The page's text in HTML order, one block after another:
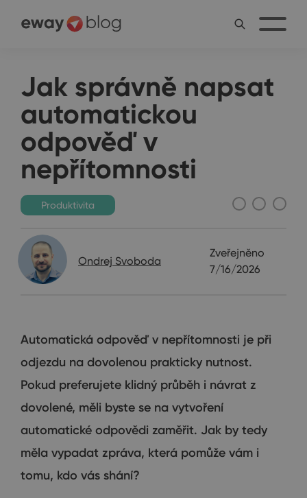
Jak správně napsat
automatickou
odpověď v
nepřítomnosti
Produktivita
Ondrej Svoboda
Zveřejněno
7/16/2026
Automatická odpověď v nepřítomnosti je při
odjezdu na dovolenou prakticky nutnost.
Pokud preferujete klidný průběh i návrat z
dovolené, měli byste se na vytvoření
automatické odpovědi zaměřit. Jak by tedy
měla vypadat zpráva, která pomůže vám i
tomu, kdo vás shání?